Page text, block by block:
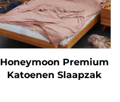
Honeymoon Premium
Katoenen Slaapzak